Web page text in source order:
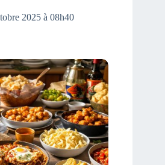
2025 à 08h40